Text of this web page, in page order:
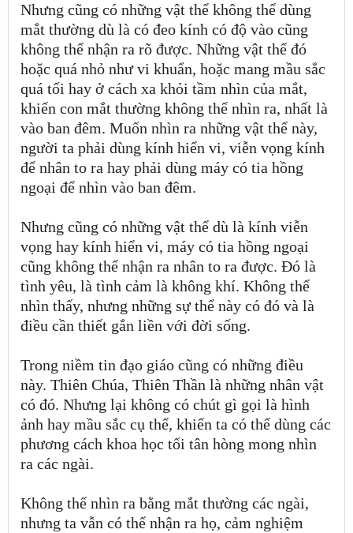
Nhưng cũng có những vật thể không thể dùng
mắt thường dù là có đeo kính có độ vào cũng
không thể nhận ra rõ được. Những vật thể đó
hoặc quá nhỏ như vi khuẩn, hoặc mang mầu sắc
quá tối hay ở cách xa khỏi tầm nhìn của mắt,
khiến con mắt thường không thể nhìn ra, nhất là
vào ban đêm. Muốn nhìn ra những vật thể này,
người ta phải dùng kính hiển vi, viễn vọng kính
để nhân to ra hay phải dùng máy có tia hồng
ngoại để nhìn vào ban đêm.
Nhưng cũng có những vật thể dù là kính viễn
vọng hay kính hiển vi, máy có tia hồng ngoại
cũng không thể nhận ra nhân to ra được. Đó là
tình yêu, là tình cảm là không khí. Không thể
nhìn thấy, nhưng những sự thể này có đó và là
điều cần thiết gắn liền với đời sống.
Trong niềm tin đạo giáo cũng có những điều
này. Thiên Chúa, Thiên Thần là những nhân vật
có đó. Nhưng lại không có chút gì gọi là hình
ảnh hay mầu sắc cụ thể, khiến ta có thể dùng các
phương cách khoa học tối tân hòng mong nhìn
ra các ngài.
Không thể nhìn ra bằng mắt thường các ngài,
nhưng ta vẫn có thể nhận ra họ, cảm nghiệm